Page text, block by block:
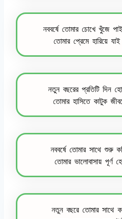
নববর্ষে তোমার চোখে খুঁজে
তোমার প্রেমে হারিয়ে
নতুন বছরের প্রতিটি দিন
তোমার হাসিতে কাটুক
নববর্ষে তোমার সাথে শুরু
তোমার ভালোবাসায় পূর্ণ
নতুন বছরে তোমার সাথে